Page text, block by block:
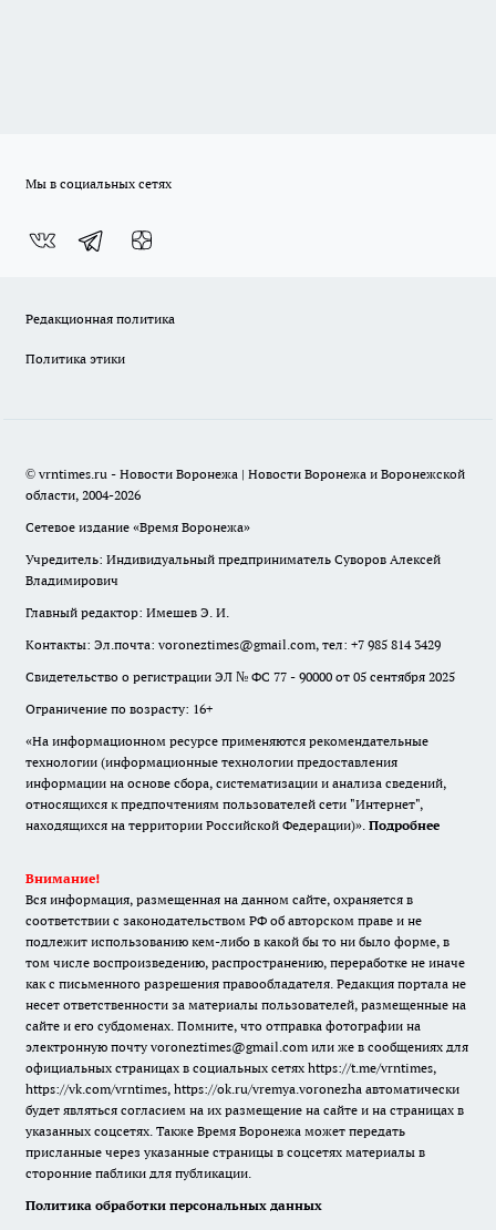
Мы в социальных сетях
Редакционная политика
Политика этики
© vrntimes.ru - Новости Воронежа | Новости Воронежа и Воронежской
области, 2004-2026
Сетевое издание «Время Воронежа»
Учредитель: Индивидуальный предприниматель Суворов Алексей
Владимирович
Главный редактор: Имешев Э. И.
Контакты: Эл.почта: voroneztimes@gmail.com, тел: +7 985 814 3429
Свидетельство о регистрации ЭЛ № ФС 77 - 90000 от 05 сентября 2025
Ограничение по возрасту: 16+
«На информационном ресурсе применяются рекомендательные
технологии (информационные технологии предоставления
информации на основе сбора, систематизации и анализа сведений,
относящихся к предпочтениям пользователей сети "Интернет",
находящихся на территории Российской Федерации)». Подробнее
Внимание!
Вся информация, размещенная на данном сайте, охраняется в
соответствии с законодательством РФ об авторском праве и не
подлежит использованию кем-либо в какой бы то ни было форме, в
том числе воспроизведению, распространению, переработке не иначе
как с письменного разрешения правообладателя. Редакция портала не
несет ответственности за материалы пользователей, размещенные на
сайте и его субдоменах. Помните, что отправка фотографии на
электронную почту voroneztimes@gmail.com или же в сообщениях для
официальных страницах в социальных сетях https://t.me/vrntimes,
https://vk.com/vrntimes, https://ok.ru/vremya.voronezha автоматически
будет являться согласием на их размещение на сайте и на страницах в
указанных соцсетях. Также Время Воронежа может передать
присланные через указанные страницы в соцсетях материалы в
сторонние паблики для публикации.
Политика обработки персональных данных